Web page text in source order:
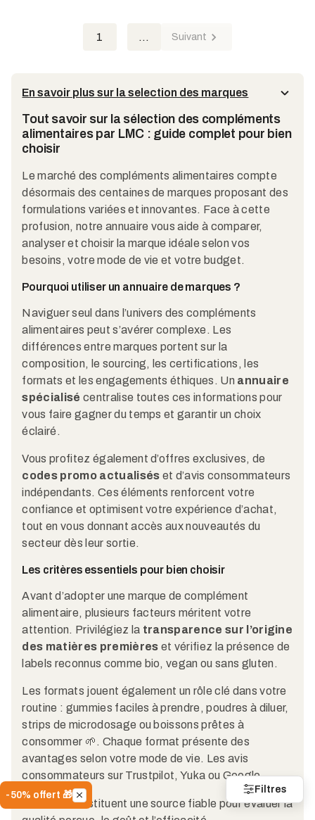
Filtres
-50% offert 🎁
1 ... Suivant
En savoir plus sur la selection des marques
Tout savoir sur la sélection des compléments
alimentaires par LMC : guide complet pour bien
choisir
Le marché des compléments alimentaires compte
désormais des centaines de marques proposant des
formulations variées et innovantes. Face à cette
profusion, notre annuaire vous aide à comparer,
analyser et choisir la marque idéale selon vos
besoins, votre mode de vie et votre budget.
Pourquoi utiliser un annuaire de marques ?
Naviguer seul dans l’univers des compléments
alimentaires peut s’avérer complexe. Les
différences entre marques portent sur la
composition, le sourcing, les certifications, les
formats et les engagements éthiques. Un annuaire
spécialisé centralise toutes ces informations pour
vous faire gagner du temps et garantir un choix
éclairé.
Vous profitez également d’offres exclusives, de
codes promo actualisés et d’avis consommateurs
indépendants. Ces éléments renforcent votre
confiance et optimisent votre expérience d’achat,
tout en vous donnant accès aux nouveautés du
secteur dès leur sortie.
Les critères essentiels pour bien choisir
Avant d’adopter une marque de complément
alimentaire, plusieurs facteurs méritent votre
attention. Privilégiez la transparence sur l’origine
des matières premières et vérifiez la présence de
labels reconnus comme bio, vegan ou sans gluten.
Les formats jouent également un rôle clé dans votre
routine : gummies faciles à prendre, poudres à diluer,
strips de microdosage ou boissons prêtes à
consommer 🌱. Chaque format présente des
avantages selon votre mode de vie. Les avis
consommateurs sur Trustpilot, Yuka ou Google
Reviews constituent une source fiable pour évaluer la